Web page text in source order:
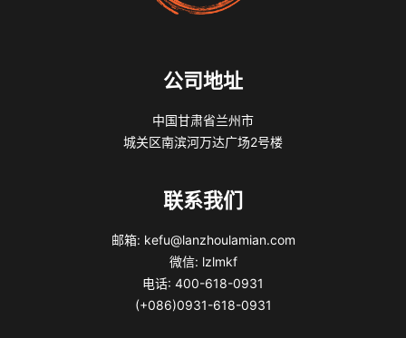
公司地址
中国甘肃省兰州市
城关区南滨河万达广场2号楼
联系我们
邮箱: kefu@lanzhoulamian.com
微信: lzlmkf
电话: 400-618-0931
(+086)0931-618-0931